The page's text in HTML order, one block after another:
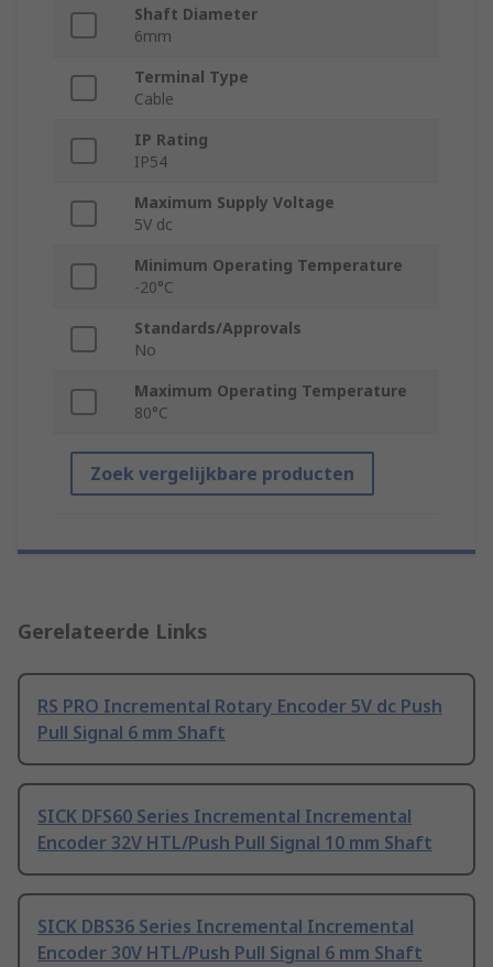
Shaft Diameter
6mm
Terminal Type
Cable
IP Rating
IP54
Maximum Supply Voltage
5V dc
Minimum Operating Temperature
-20°C
Standards/Approvals
No
Maximum Operating Temperature
80°C
Zoek vergelijkbare producten
Gerelateerde Links
RS PRO Incremental Rotary Encoder 5V dc Push
Pull Signal 6 mm Shaft
SICK DFS60 Series Incremental Incremental
Encoder 32V HTL/Push Pull Signal 10 mm Shaft
SICK DBS36 Series Incremental Incremental
Encoder 30V HTL/Push Pull Signal 6 mm Shaft